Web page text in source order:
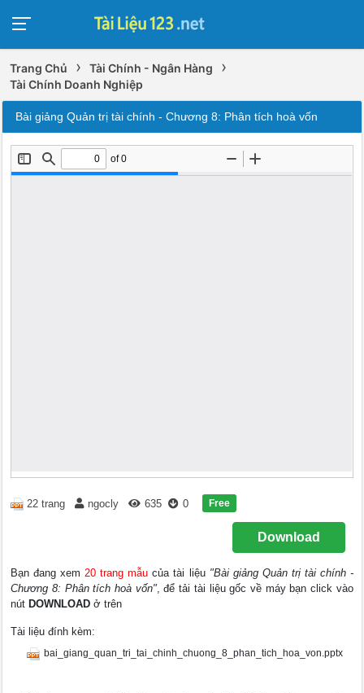
Trang Chủ › Tài Chính - Ngân Hàng ›
Tài Chính Doanh Nghiệp
Bài giảng Quản trị tài chính - Chương 8: Phân tích hoà vốn
22 trang ngocly 635 0 Free
Download
Bạn đang xem20 trang mẫu của tài liệu "Bài giảng Quản trị tài chính -
Chương 8: Phân tích hoà vốn", để tải tài liệu gốc về máy bạn click vào
nút DOWNLOAD ở trên
Tài liệu đính kèm:
bai_giang_quan_tri_tai_chinh_chuong_8_phan_tich_hoa_von.pptx